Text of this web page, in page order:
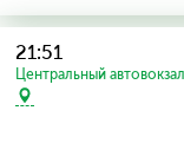
21:51
Центральный автовокзал